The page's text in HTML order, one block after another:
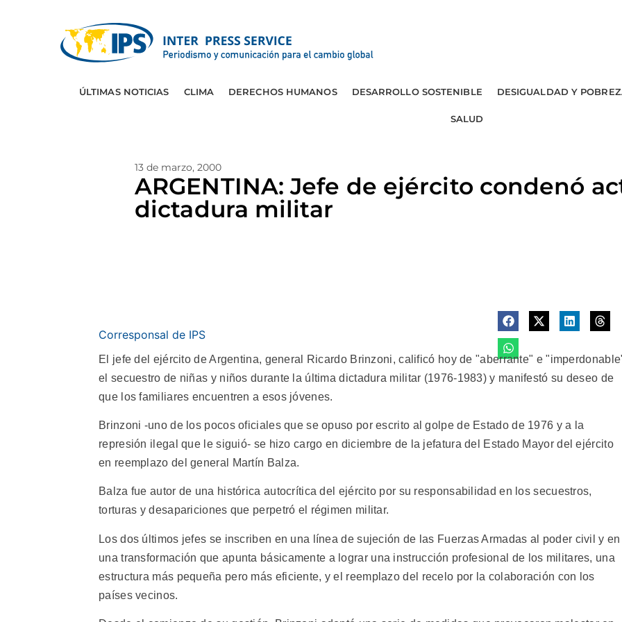
ÚLTIMAS NOTICIAS CLIMA DERECHOS HUMANOS DESARROLLO SOSTENIBLE DESIGUALDAD Y
SALUD
13 de marzo, 2000
ARGENTINA: Jefe de ejército condenó
dictadura militar
Corresponsal de IPS
El jefe del ejército de Argentina, general Ricardo Brinzoni, calificó hoy de "aberrante" e
el secuestro de niñas y niños durante la última dictadura militar (1976-1983) y manifestó su deseo de
que los familiares encuentren a esos jóvenes.
Brinzoni -uno de los pocos oficiales que se opuso por escrito al golpe de Estado de 1976 y a la
represión ilegal que le siguió- se hizo cargo en diciembre de la jefatura del Estado Mayor del ejército
en reemplazo del general Martín Balza.
Balza fue autor de una histórica autocrítica del ejército por su responsabilidad en los secuestros,
torturas y desapariciones que perpetró el régimen militar.
Los dos últimos jefes se inscriben en una línea de sujeción de las Fuerzas Armadas al poder civil y en
una transformación que apunta básicamente a lograr una instrucción profesional de los militares, una
estructura más pequeña pero más eficiente, y el reemplazo del recelo por la colaboración con los
países vecinos.